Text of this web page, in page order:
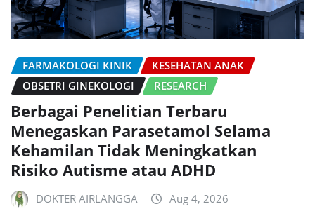
FARMAKOLOGI KINIK
KESEHATAN ANAK
OBSETRI GINEKOLOGI
RESEARCH
Berbagai Penelitian Terbaru
Menegaskan Parasetamol Selama
Kehamilan Tidak Meningkatkan
Risiko Autisme atau ADHD
DOKTER AIRLANGGA Aug 4, 2026